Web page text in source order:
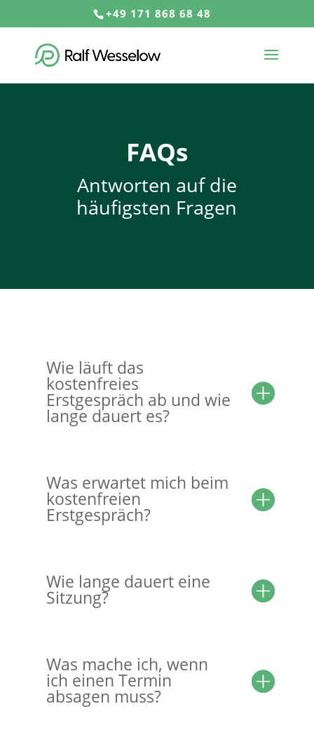
+49 171 868 68 48
FAQs
Antworten auf die
häufigsten Fragen
Wie läuft das
kostenfreies
Erstgespräch ab und wie
lange dauert es?
Was erwartet mich beim
kostenfreien
Erstgespräch?
Wie lange dauert eine
Sitzung?
Was mache ich, wenn
ich einen Termin
absagen muss?